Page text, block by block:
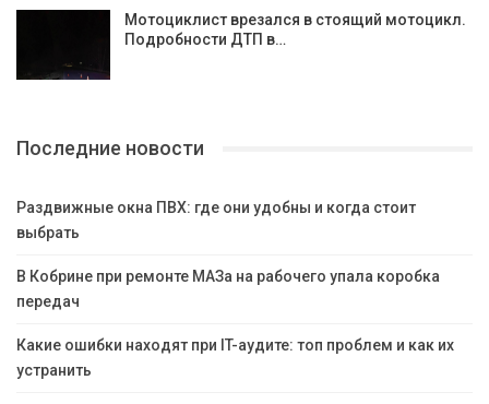
Мотоциклист врезался в стоящий мотоцикл.
Подробности ДТП в…
Последние новости
Раздвижные окна ПВХ: где они удобны и когда стоит
выбрать
В Кобрине при ремонте МАЗа на рабочего упала коробка
передач
Какие ошибки находят при IT-аудите: топ проблем и как их
устранить